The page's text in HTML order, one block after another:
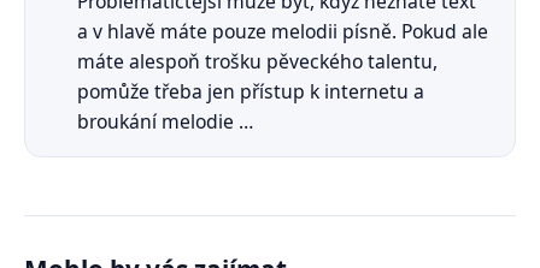
a v hlavě máte pouze melodii písně. Pokud ale
máte alespoň trošku pěveckého talentu,
pomůže třeba jen přístup k internetu a
broukání melodie …